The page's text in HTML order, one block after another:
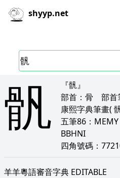
shyyp.net
骪
『骪』
部首： 骨 部首
康熙字典筆畫(
五筆86：
BBHNI
四角號碼：
羊羊粵語審音字典 EDITABLE